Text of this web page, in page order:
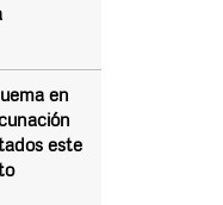
en
este